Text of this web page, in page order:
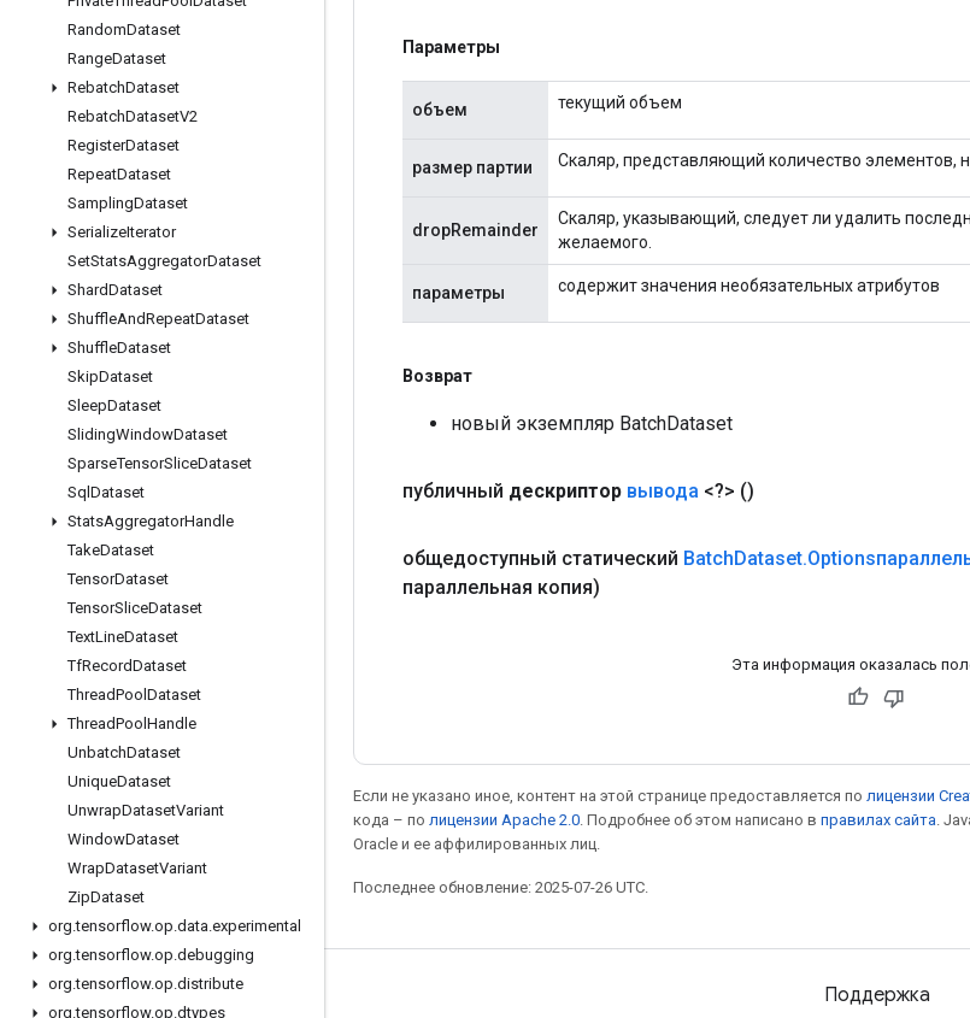
RandomDataset
RangeDataset
RebatchDataset
RebatchDatasetV2
RegisterDataset
RepeatDataset
SamplingDataset
SerializeIterator
SetStatsAggregatorDataset
ShardDataset
ShuffleAndRepeatDataset
ShuffleDataset
SkipDataset
SleepDataset
SlidingWindowDataset
SparseTensorSliceDataset
Sql Dataset
StatsAggregatorHandle
TakeDataset
TensorDataset
TensorSliceDataset
TextLineDataset
TfRecordDataset
ThreadPool Dataset
ThreadPool Handle
UnbatchDataset
UniqueDataset
UnwrapDatasetVariant
WindowDataset
WrapDatasetVariant
ZipDataset
org.tensorflow.op.data.experimental
org.tensorflow.op.debugging
org.tensorflow.op.distribute
org.tensorflow.op.dtypes
Параметры
объем текущий объем
размер партии Скаляр, представляющий количество элементов,
dropRemainder
Скаляр, указывающий, следует ли удалить
желаемого.
параметры содержит значения необязательных атрибутов
Возврат
новый экземпляр BatchDataset
публичный дескриптор вывода <?> ()
общедоступный статический BatchDataset.
параллельная копия)
Эта информация оказалась
Если не указано иное, контент на этой странице предоставляется по лицензии
кода – по лицензии Apache 2.0 . Подробнее об этом написано в правилах сайта .
Oracle и ее аффилированных лиц.
Последнее обновление: 2025-07-26 UTC.
Мы в социальных сетях Поддержка